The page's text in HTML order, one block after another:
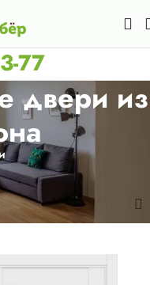
77
двери из
Отображение 1–24 из 1154